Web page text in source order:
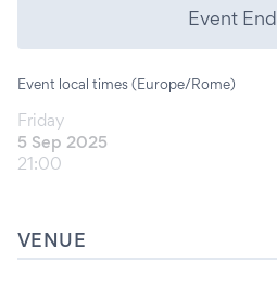
Event
Event local times (Europe/Rome)
Friday
5 Sep 2025
21:00
VENUE